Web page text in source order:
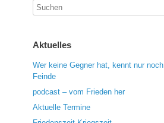
Aktuelles
Wer keine Gegner hat, kennt nur noch
Feinde
podcast – vom Frieden her
Aktuelle Termine